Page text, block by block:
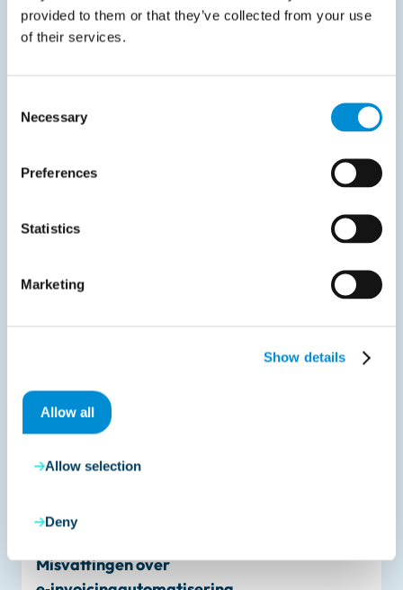
provided to them or that they’ve collected from your use
of their services.
Selection
Necessary
Preferences
Statistics
Marketing
Show details
Allow all
Allow selection
Deny
Officiële bron:
Lees de volledige aankondiging van de
Griekse IAPR.
Deel met uw netwerk
Gerelateerde documenten
april 9, 2026
Misvattingen over